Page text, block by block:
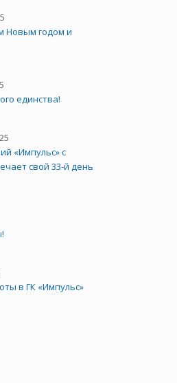
Новым годом и
единства!
«Импульс» с
свой 33-й день
в ГК «Импульс»